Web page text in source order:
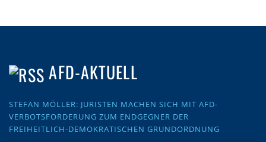
AFD-AKTUELL
STEFAN MÖLLER: JURISTEN MACHEN SICH MIT AFD-
VERBOTSFORDERUNG ZUM ENDGEGNER DER
FREIHEITLICH-DEMOKRATISCHEN GRUNDORDNUNG